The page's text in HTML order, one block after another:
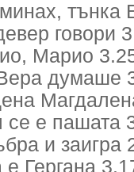
тънка
говори
Марио
думаше
се е пашата
и заигра
Гергана